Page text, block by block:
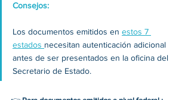
Consejos:
Los documentos emitidos en estos 7
estados necesitan autenticación adicional
antes de ser presentados en la oficina del
Secretario de Estado.